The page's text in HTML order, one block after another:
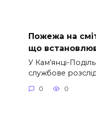
Пожежа на
що
У Кам’янці-
службове
0 0